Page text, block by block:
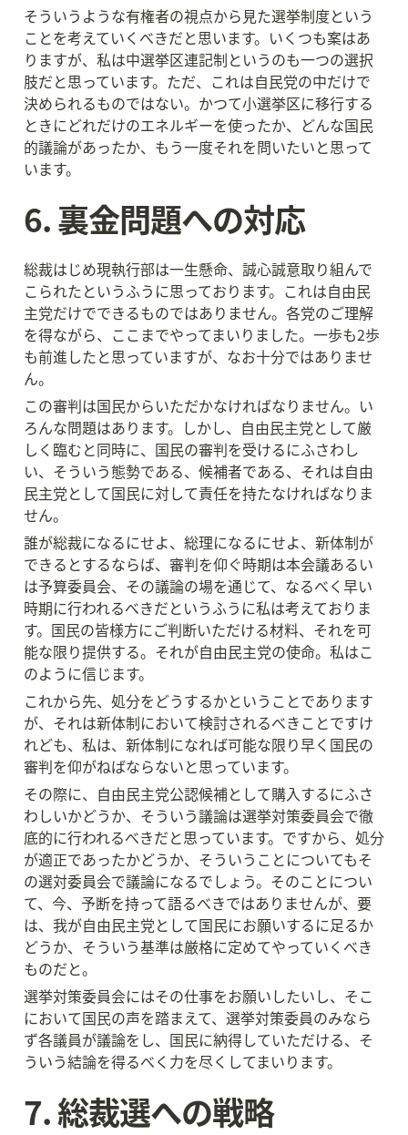
そういうような有権者の視点から見た選挙制度という
ことを考えていくべきだと思います。いくつも案はあ
りますが、私は中選挙区連記制というのも一つの選択
肢だと思っています。ただ、これは自民党の中だけで
決められるものではない。かつて小選挙区に移行する
ときにどれだけのエネルギーを使ったか、どんな国民
的議論があったか、もう一度それを問いたいと思って
います。
6. 裏金問題への対応
総裁はじめ現執行部は一生懸命、誠心誠意取り組んで
こられたというふうに思っております。これは自由民
主党だけでできるものではありません。各党のご理解
を得ながら、ここまでやってまいりました。一歩も2歩
も前進したと思っていますが、なお十分ではありませ
ん。
この審判は国民からいただかなければなりません。い
ろんな問題はあります。しかし、自由民主党として厳
しく臨むと同時に、国民の審判を受けるにふさわし
い、そういう態勢である、候補者である、それは自由
民主党として国民に対して責任を持たなければなりま
せん。
誰が総裁になるにせよ、総理になるにせよ、新体制が
できるとするならば、審判を仰ぐ時期は本会議あるい
は予算委員会、その議論の場を通じて、なるべく早い
時期に行われるべきだというふうに私は考えておりま
す。国民の皆様方にご判断いただける材料、それを可
能な限り提供する。それが自由民主党の使命。私はこ
のように信じます。
これから先、処分をどうするかということであります
が、それは新体制において検討されるべきことですけ
れども、私は、新体制になれば可能な限り早く国民の
審判を仰がねばならないと思っています。
その際に、自由民主党公認候補として購入するにふさ
わしいかどうか、そういう議論は選挙対策委員会で徹
底的に行われるべきだと思っています。ですから、処分
が適正であったかどうか、そういうことについてもそ
の選対委員会で議論になるでしょう。そのことについ
て、今、予断を持って語るべきではありませんが、要
は、我が自由民主党として国民にお願いするに足るか
どうか、そういう基準は厳格に定めてやっていくべき
ものだと。
選挙対策委員会にはその仕事をお願いしたいし、そこ
において国民の声を踏まえて、選挙対策委員のみなら
ず各議員が議論をし、国民に納得していただける、そ
ういう結論を得るべく力を尽くしてまいります。
7. 総裁選への戦略